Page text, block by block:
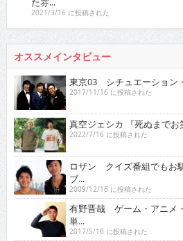
2021/3/16 に投稿された
オススメインタビュー
東京03 シチュエーション
2017/11/16 に投稿された
真空ジェシカ 『死ぬまで
2022/7/16 に投稿された
ロザン クイズ番組でもお
ブ...
2009/12/16 に投稿された
有野晋哉 ゲーム・アニメ
単...
2017/5/16 に投稿された